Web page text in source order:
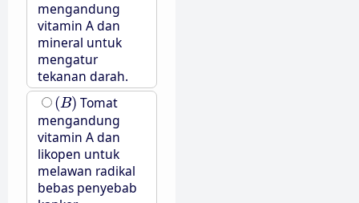
mengandung
vitamin A dan
mineral untuk
mengatur
tekanan darah.
(B)
(B) Tomat
mengandung
vitamin A dan
likopen untuk
melawan radikal
bebas penyebab